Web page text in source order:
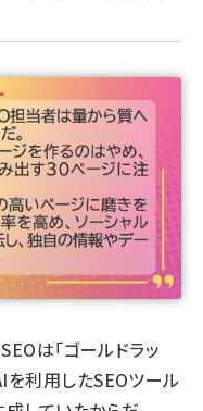
は「ゴールドラッ
を利用したSEOツール